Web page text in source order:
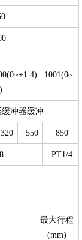
1001(0~
冲器缓冲
320 550 850
PT1/4
最大行程
(mm)